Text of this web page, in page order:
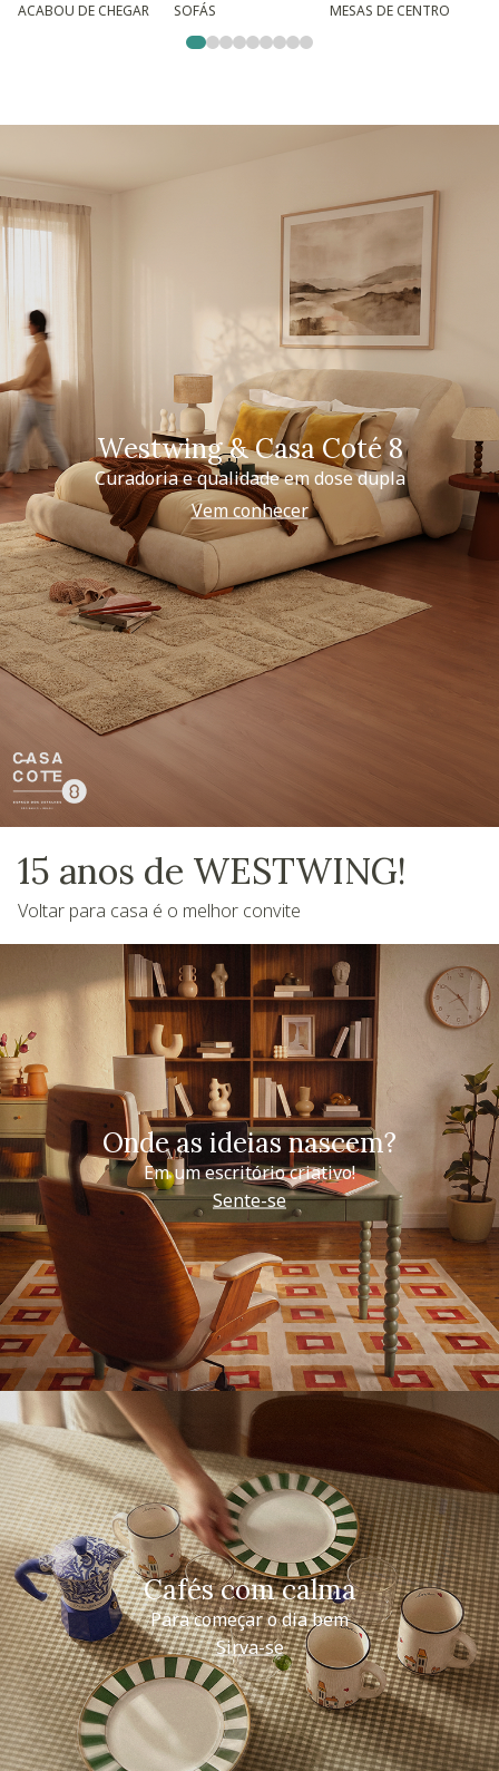
ACABOU DE CHEGAR SOFÁS MESAS DE CENTRO
Westwing & Casa Coté 8
Curadoria e qualidade em dose dupla
Vem conhecer
15 anos de WESTWING!
Voltar para casa é o melhor convite
Onde as ideias nascem?
Em um escritório criativo!
Sente-se
Cafés com calma
Para começar o dia bem
Sirva-se